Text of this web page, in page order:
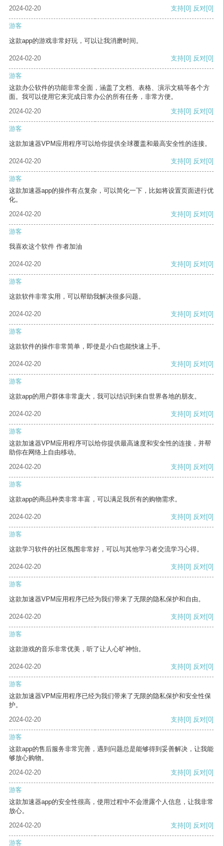
2024-02-20 支持[0] 反对[0]
游客
这款app的游戏非常好玩，可以让我消磨时间。
2024-02-20 支持[0] 反对[0]
游客
这款办公软件的功能非常全面，涵盖了文档、表格、演示文稿等各个方
面。我可以使用它来完成日常办公的所有任务，非常方便。
2024-02-20
支持[0] 反对[0]
游客
这款加速器VPM应用程序可以给你提供全球覆盖和最高安全性的连接。
2024-02-20 支持[0] 反对[0]
游客
这款加速器app的操作有点复杂，可以简化一下，比如将设置页面进行优
化。
2024-02-20
支持[0] 反对[0]
游客
我喜欢这个软件 作者加油
2024-02-20 支持[0] 反对[0]
游客
这款软件非常实用，可以帮助我解决很多问题。
2024-02-20 支持[0] 反对[0]
游客
这款软件的操作非常简单，即使是小白也能快速上手。
2024-02-20 支持[0] 反对[0]
游客
这款app的用户群体非常庞大，我可以结识到来自世界各地的朋友。
2024-02-20 支持[0] 反对[0]
游客
这款加速器VPM应用程序可以给你提供最高速度和安全性的连接，并帮
助你在网络上自由移动。
2024-02-20
支持[0] 反对[0]
游客
这款app的商品种类非常丰富，可以满足我所有的购物需求。
2024-02-20 支持[0] 反对[0]
游客
这款学习软件的社区氛围非常好，可以与其他学习者交流学习心得。
2024-02-20 支持[0] 反对[0]
游客
这款加速器VPM应用程序已经为我们带来了无限的隐私保护和自由。
2024-02-20 支持[0] 反对[0]
游客
这款游戏的音乐非常优美，听了让人心旷神怡。
2024-02-20 支持[0] 反对[0]
游客
这款加速器VPM应用程序已经为我们带来了无限的隐私保护和安全性保
护。
2024-02-20
支持[0] 反对[0]
游客
这款app的售后服务非常完善，遇到问题总是能够得到妥善解决，让我能
够放心购物。
2024-02-20
支持[0] 反对[0]
游客
这款加速器app的安全性很高，使用过程中不会泄露个人信息，让我非常
放心。
2024-02-20
支持[0] 反对[0]
游客